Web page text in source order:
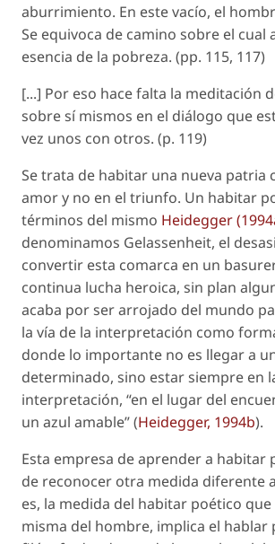
aburrimiento. En este vacío, el
Se equivoca de camino sobre el cual
esencia de la pobreza. (pp. 115, 117)
[...] Por eso hace falta la meditación
sobre sí mismos en el diálogo que
vez unos con otros. (p. 119)
Se trata de habitar una nueva patria
amor y no en el triunfo. Un habitar
términos del mismo Heidegger
denominamos Gelassenheit, el
convertir esta comarca en un
continua lucha heroica, sin plan
acaba por ser arrojado del mundo
la vía de la interpretación como
donde lo importante no es llegar a
determinado, sino estar siempre en
interpretación, “en el lugar del
un azul amable” (Heidegger, 1994b).
Esta empresa de aprender a habitar
de reconocer otra medida diferente
es, la medida del habitar poético que
misma del hombre, implica el hablar